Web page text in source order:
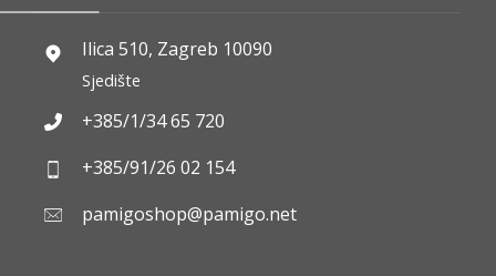
Ilica 510, Zagreb 10090
Sjedište
+385/1/34 65 720
+385/91/26 02 154
pamigoshop@pamigo.net